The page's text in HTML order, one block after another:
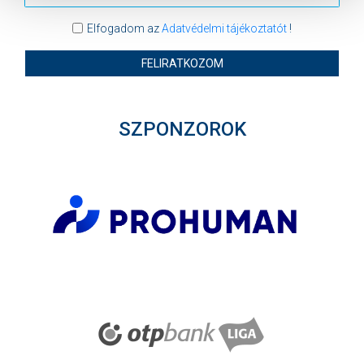
Elfogadom azAdatvédelmi tájékoztatót!
FELIRATKOZOM
SZPONZOROK